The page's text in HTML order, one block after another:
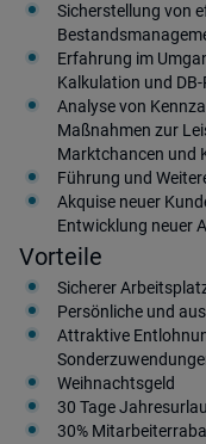
Sicherstellung von
Erfahrung im
Kalkulation und
Analyse von
Maßnahmen zur
Marktchancen und
Führung und
Akquise neuer
Entwicklung neuer
Vorteile
Sicherer
Persönliche und
Attraktive
Weihnachtsgeld
30 Tage
30%